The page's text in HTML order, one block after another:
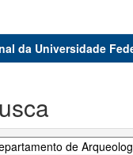
da Universidade